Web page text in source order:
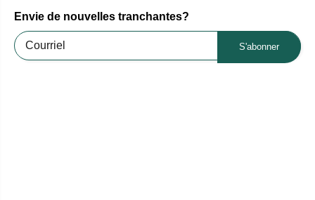
Envie de nouvelles tranchantes?
S'abonner